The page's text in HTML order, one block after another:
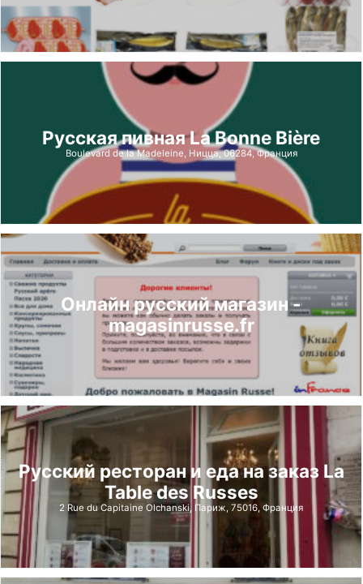
Русская пивная La Bonne Bière
Boulevard de la Madeleine, Ницца, 06284, Франция
Онлайн русский магазин -
magasinrusse.fr
Русский ресторан и еда на заказ La
Table des Russes
2 Rue du Capitaine Olchanski, Париж, 75016, Франция